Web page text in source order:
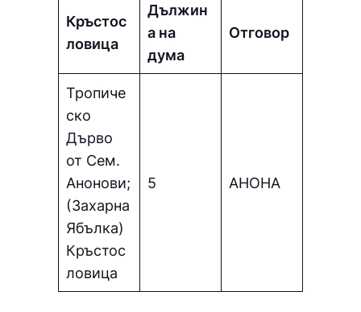
Кръстос
ловица
Дължин
а на
дума
Отговор
Тропиче
ско
Дърво
от Сем.
Анонови;
(Захарна
Ябълка)
Кръстос
ловица
5 АНОНА